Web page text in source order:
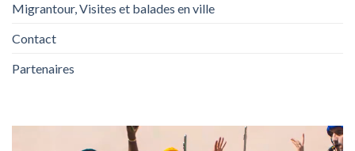
Migrantour, Visites et balades en ville
Contact
Partenaires